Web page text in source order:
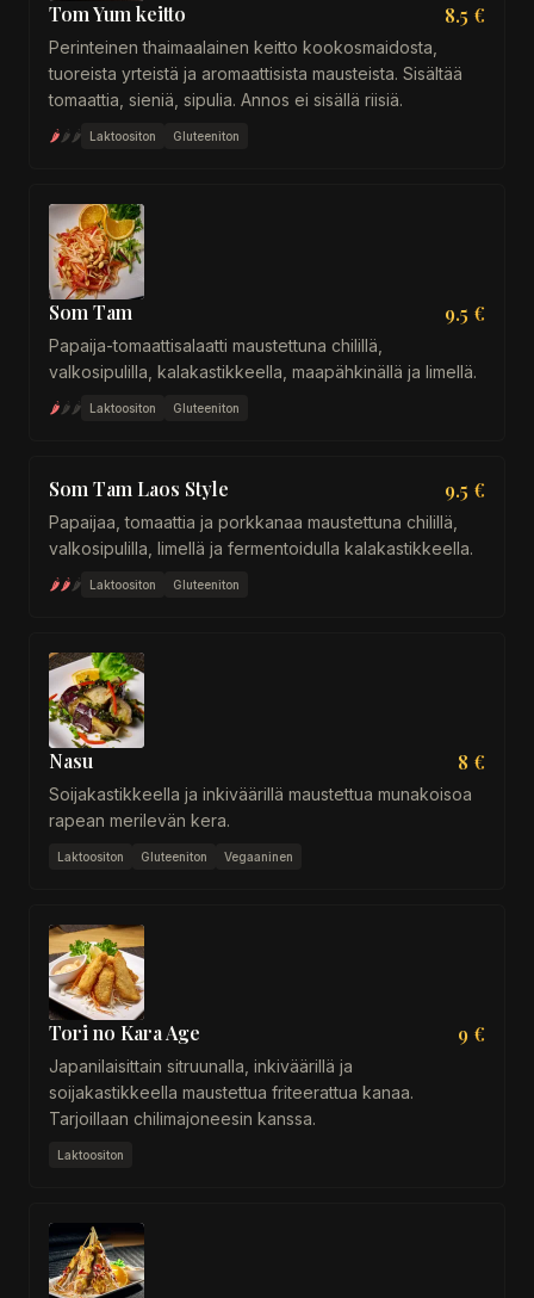
Tom Yum keitto 8.5 €
Perinteinen thaimaalainen keitto kookosmaidosta,
tuoreista yrteistä ja aromaattisista mausteista. Sisältää
tomaattia, sieniä, sipulia. Annos ei sisällä riisiä.
🌶🌶🌶 Laktoositon Gluteeniton
Som Tam 9.5 €
Papaija-tomaattisalaatti maustettuna chilillä,
valkosipulilla, kalakastikkeella, maapähkinällä ja limellä.
🌶🌶🌶 Laktoositon Gluteeniton
Som Tam Laos Style 9.5 €
Papaijaa, tomaattia ja porkkanaa maustettuna chilillä,
valkosipulilla, limellä ja fermentoidulla kalakastikkeella.
🌶🌶🌶 Laktoositon Gluteeniton
Nasu 8 €
Soijakastikkeella ja inkiväärillä maustettua munakoisoa
rapean merilevän kera.
Laktoositon Gluteeniton Vegaaninen
Tori no Kara Age 9 €
Japanilaisittain sitruunalla, inkiväärillä ja
soijakastikkeella maustettua friteerattua kanaa.
Tarjoillaan chilimajoneesin kanssa.
Laktoositon